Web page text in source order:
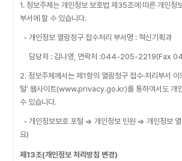
1. 정보주체는 개인정보 보호법 제35조에 따른 개인정
부서에 할 수 있습니다.
- 개인정보 열람청구 접수처리 부서명 : 혁신기획과
담당자 : 김나영, 연락처 :044-205-2219(Fax
2. 정보주체께서는 제1항의 열람청구 접수·처리부서 이
털’ 웹사이트(www.privacy.go.kr)를 통하여서도 개
수 있습니다.
- 개인정보보호 포털 ⇒ 개인정보 민원 ⇒ 개인정보 열
요)
제13조(개인정보 처리방침 변경)